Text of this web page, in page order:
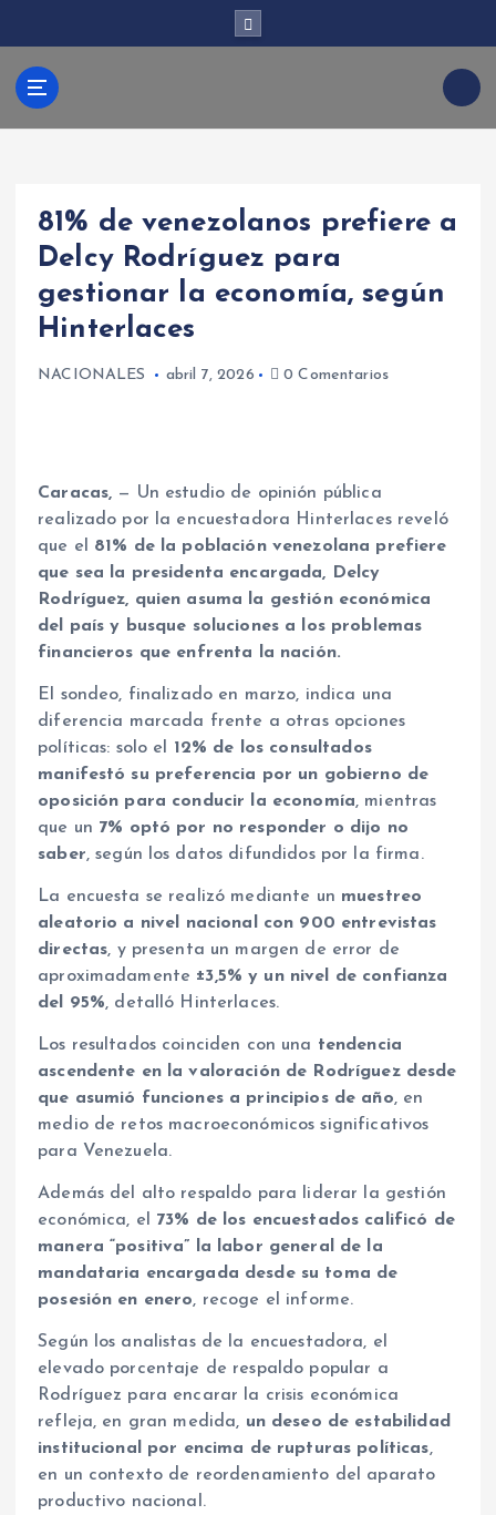
r
Kabud
ari
81% de venezolanos prefiere a
Delcy Rodríguez para
gestionar la economía, según
Hinterlaces
NACIONALES abril 7, 2026 0 Comentarios
Caracas, — Un estudio de opinión pública
realizado por la encuestadora Hinterlaces reveló
que el 81% de la población venezolana prefiere
que sea la presidenta encargada, Delcy
Rodríguez, quien asuma la gestión económica
del país y busque soluciones a los problemas
financieros que enfrenta la nación.
El sondeo, finalizado en marzo, indica una
diferencia marcada frente a otras opciones
políticas: solo el 12% de los consultados
manifestó su preferencia por un gobierno de
oposición para conducir la economía, mientras
que un 7% optó por no responder o dijo no
saber, según los datos difundidos por la firma.
La encuesta se realizó mediante un muestreo
aleatorio a nivel nacional con 900 entrevistas
directas, y presenta un margen de error de
aproximadamente ±3,5% y un nivel de confianza
del 95%, detalló Hinterlaces.
Los resultados coinciden con una tendencia
ascendente en la valoración de Rodríguez desde
que asumió funciones a principios de año, en
medio de retos macroeconómicos significativos
para Venezuela.
Además del alto respaldo para liderar la gestión
económica, el 73% de los encuestados calificó de
manera “positiva” la labor general de la
mandataria encargada desde su toma de
posesión en enero, recoge el informe.
Según los analistas de la encuestadora, el
elevado porcentaje de respaldo popular a
Rodríguez para encarar la crisis económica
refleja, en gran medida, un deseo de estabilidad
institucional por encima de rupturas políticas,
en un contexto de reordenamiento del aparato
productivo nacional.